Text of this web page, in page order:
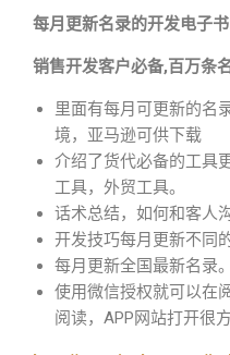
每月更新名录的开发电子
销售开发客户必备,百万条
里面有每月可更新的名
境，亚马逊可供下载
介绍了货代必备的工具
工具，外贸工具。
话术总结，如何和客人
开发技巧每月更新不同
每月更新全国最新名录。
使用微信授权就可以在
阅读，APP网站打开很方